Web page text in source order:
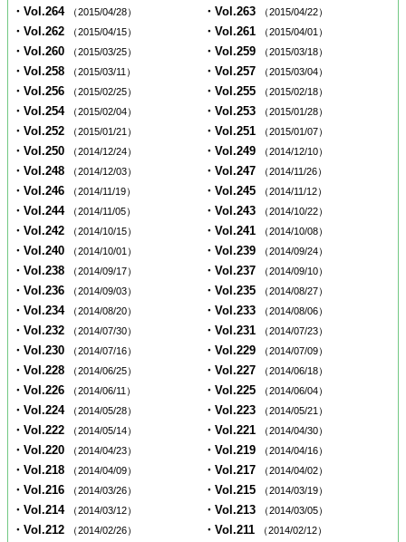
・Vol.264 （2015/04/28） ・Vol.263 （2015/04/22）
・Vol.262 （2015/04/15） ・Vol.261 （2015/04/01）
・Vol.260 （2015/03/25） ・Vol.259 （2015/03/18）
・Vol.258 （2015/03/11） ・Vol.257 （2015/03/04）
・Vol.256 （2015/02/25） ・Vol.255 （2015/02/18）
・Vol.254 （2015/02/04） ・Vol.253 （2015/01/28）
・Vol.252 （2015/01/21） ・Vol.251 （2015/01/07）
・Vol.250 （2014/12/24） ・Vol.249 （2014/12/10）
・Vol.248 （2014/12/03） ・Vol.247 （2014/11/26）
・Vol.246 （2014/11/19） ・Vol.245 （2014/11/12）
・Vol.244 （2014/11/05） ・Vol.243 （2014/10/22）
・Vol.242 （2014/10/15） ・Vol.241 （2014/10/08）
・Vol.240 （2014/10/01） ・Vol.239 （2014/09/24）
・Vol.238 （2014/09/17） ・Vol.237 （2014/09/10）
・Vol.236 （2014/09/03） ・Vol.235 （2014/08/27）
・Vol.234 （2014/08/20） ・Vol.233 （2014/08/06）
・Vol.232 （2014/07/30） ・Vol.231 （2014/07/23）
・Vol.230 （2014/07/16） ・Vol.229 （2014/07/09）
・Vol.228 （2014/06/25） ・Vol.227 （2014/06/18）
・Vol.226 （2014/06/11） ・Vol.225 （2014/06/04）
・Vol.224 （2014/05/28） ・Vol.223 （2014/05/21）
・Vol.222 （2014/05/14） ・Vol.221 （2014/04/30）
・Vol.220 （2014/04/23） ・Vol.219 （2014/04/16）
・Vol.218 （2014/04/09） ・Vol.217 （2014/04/02）
・Vol.216 （2014/03/26） ・Vol.215 （2014/03/19）
・Vol.214 （2014/03/12） ・Vol.213 （2014/03/05）
・Vol.212 （2014/02/26） ・Vol.211 （2014/02/12）